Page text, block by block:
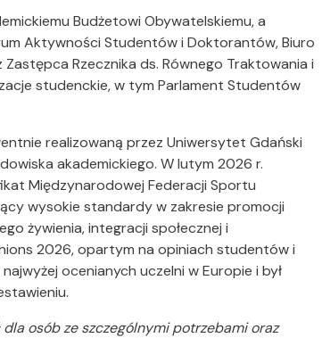
Budżetowi Obywatelskiemu, a
Aktywności Studentów i Doktorantów, Biuro
Rzecznika ds. Równego Traktowania i
studenckie, w tym Parlament Studentów
realizowaną przez Uniwersytet Gdański
akademickiego. W lutym 2026 r.
Międzynarodowej Federacji Sportu
wysokie standardy w zakresie promocji
żywienia, integracji społecznej i
2026, opartym na opiniach studentów i
ocenianych uczelni w Europie i był
osób ze szczególnymi potrzebami oraz